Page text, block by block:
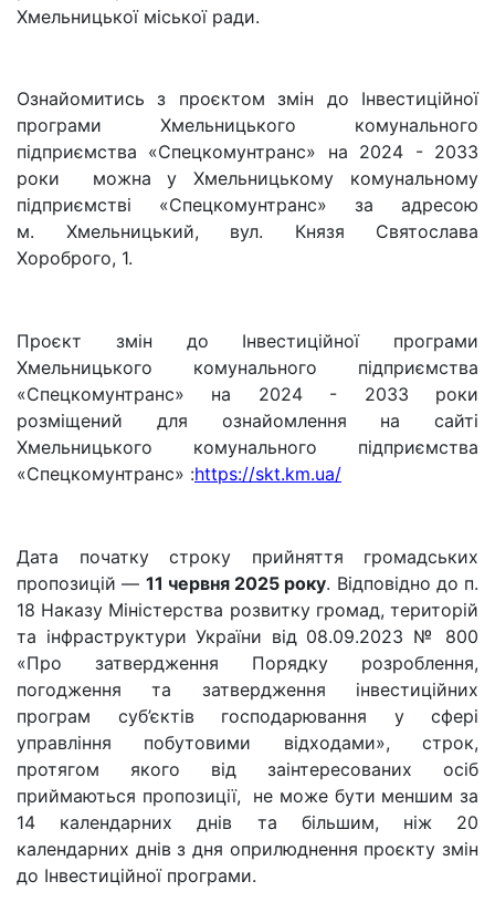
Хмельницької міської ради.
Ознайомитись з проєктом змін до Інвестиційної
програми Хмельницького комунального
підприємства «Спецкомунтранс» на 2024 - 2033
роки можна у Хмельницькому комунальному
підприємстві «Спецкомунтранс» за адресою
м. Хмельницький, вул. Князя Святослава
Хороброго, 1.
Проєкт змін до Інвестиційної програми
Хмельницького комунального підприємства
«Спецкомунтранс» на 2024 - 2033 роки
розміщений для ознайомлення на сайті
Хмельницького комунального підприємства
«Спецкомунтранс» :https://skt.km.ua/
Дата початку строку прийняття громадських
пропозицій — 11 червня 2025 року. Відповідно до п.
18 Наказу Міністерства розвитку громад, територій
та інфраструктури України від 08.09.2023 № 800
«Про затвердження Порядку розроблення,
погодження та затвердження інвестиційних
програм суб’єктів господарювання у сфері
управління побутовими відходами», строк,
протягом якого від заінтересованих осіб
приймаються пропозиції, не може бути меншим за
14 календарних днів та більшим, ніж 20
календарних днів з дня оприлюднення проєкту змін
до Інвестиційної програми.